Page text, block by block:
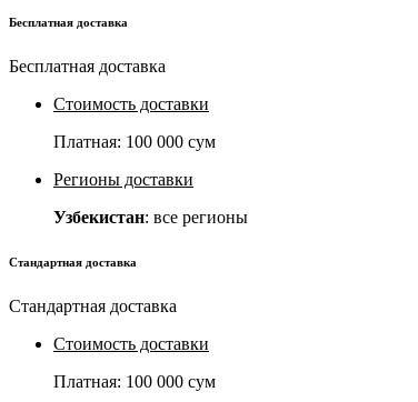
Бесплатная доставка
Бесплатная доставка
Стоимость доставки
Платная: 100 000 сум
Регионы доставки
Узбекистан: все регионы
Стандартная доставка
Стандартная доставка
Стоимость доставки
Платная: 100 000 сум